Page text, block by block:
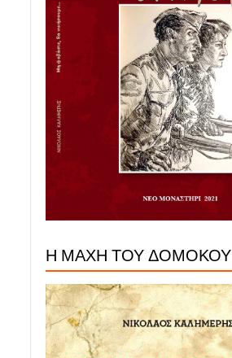
Η ΜΑΧΗ ΤΟΥ ΔΟΜΟΚΟΥ